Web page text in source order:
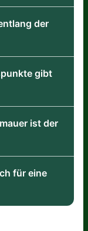
der
gibt
ist der
für eine